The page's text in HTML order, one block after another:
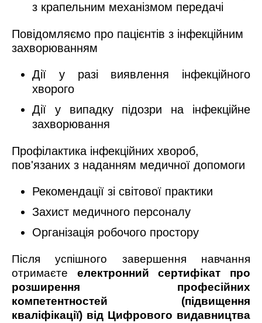
з крапельним механізмом передачі
Повідомляємо про пацієнтів з інфекційним
захворюванням
Дії у разі виявлення інфекційного
хворого
Дії у випадку підозри на інфекційне
захворювання
Профілактика інфекційних хвороб,
пов'язаних з наданням медичної допомоги
Рекомендації зі світової практики
Захист медичного персоналу
Організація робочого простору
Після успішного завершення навчання
отримаєте електронний
сертифікат про
розширення професійних
компетентностей (підвищення
кваліфікації) від Цифрового видавництва